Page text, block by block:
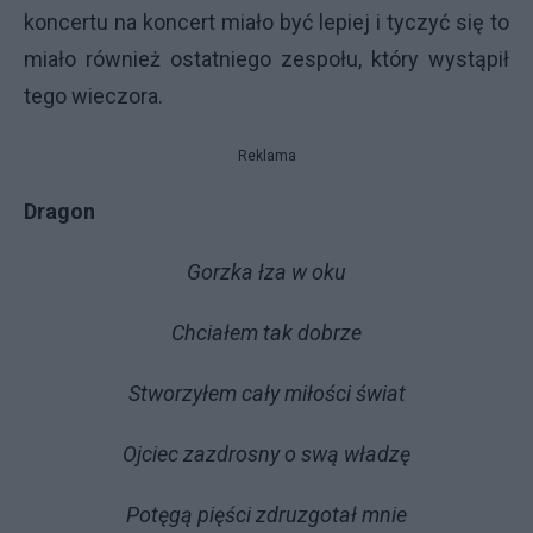
koncertu na koncert miało być lepiej i tyczyć się to
miało również ostatniego zespołu, który wystąpił
tego wieczora.
Reklama
Dragon
Gorzka łza w oku
Chciałem tak dobrze
Stworzyłem cały miłości świat
Ojciec zazdrosny o swą władzę
Potęgą pięści zdruzgotał mnie